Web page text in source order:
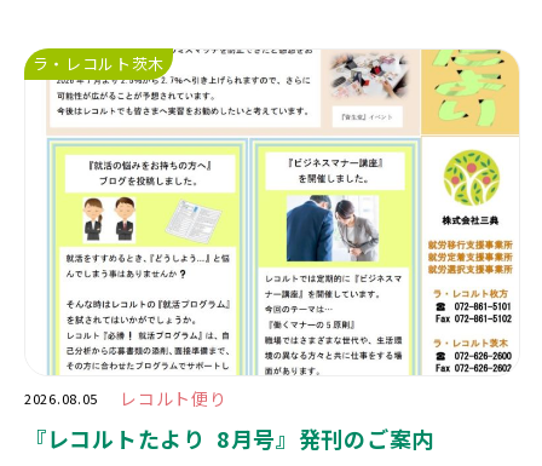
ラ・レコルト茨木
2026.08.05 レコルト便り
『レコルトたより 8月号』発刊のご案内